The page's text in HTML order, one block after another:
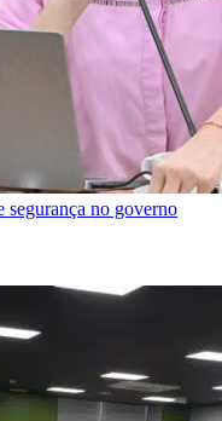
no governo